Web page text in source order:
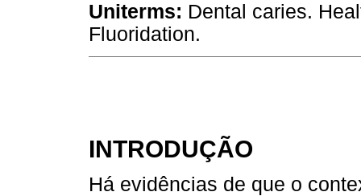
Uniterms: Dental caries.
Fluoridation.
INTRODUÇÃO
Há evidências de que o